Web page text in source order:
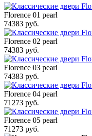
Florence 01 pearl
74383 руб.
Florence 02 pearl
74383 руб.
Florence 03 pearl
74383 руб.
Florence 04 pearl
71273 руб.
Florence 05 pearl
71273 руб.